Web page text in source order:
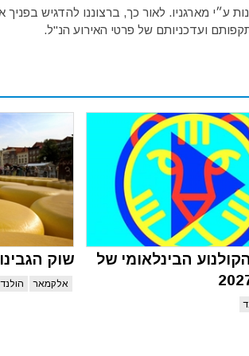
מארגניו. לאור כך, ברצוננו להדגיש בפניך
ועדכניותם של פרטי האירוע הנ"ל.
הבינלאומי של
שוק
אלקמאר הולנד